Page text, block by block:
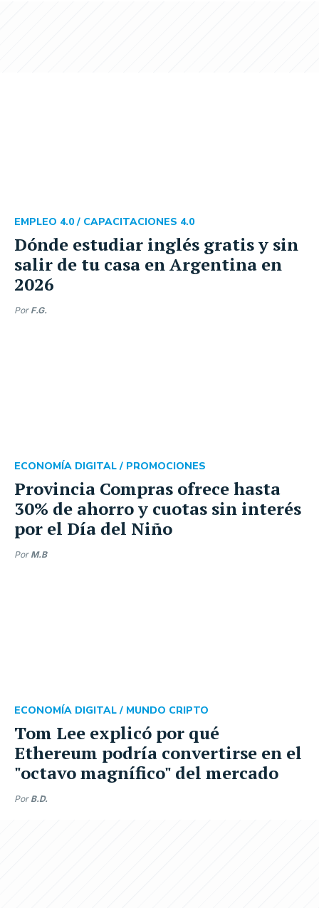
Dónde estudiar inglés gratis y sin
salir de tu casa en Argentina en
2026
EMPLEO 4.0 / CAPACITACIONES 4.0
Por F.G.
Provincia Compras ofrece hasta
30% de ahorro y cuotas sin interés
por el Día del Niño
ECONOMÍA DIGITAL / PROMOCIONES
Por M.B
Tom Lee explicó por qué
Ethereum podría convertirse en el
"octavo magnífico" del mercado
ECONOMÍA DIGITAL / MUNDO CRIPTO
Por B.D.